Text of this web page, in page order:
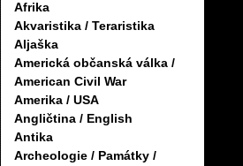
Afrika
Akvaristika / Teraristika
Aljaška
Americká občanská válka /
American Civil War
Amerika / USA
Angličtina / English
Antika
Archeologie / Památky /